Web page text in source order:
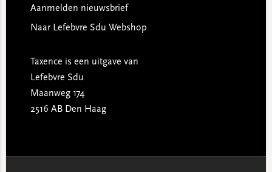
Aanmelden nieuwsbrief
Naar Lefebvre Sdu Webshop
Taxence is een uitgave van
Lefebvre Sdu
Maanweg 174
2516 AB Den Haag